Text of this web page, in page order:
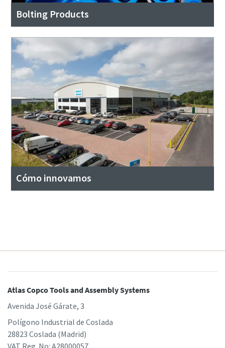
Bolting Products
Cómo innovamos
Atlas Copco Tools and Assembly Systems
Avenida José Gárate, 3
Polígono Industrial de Coslada
28823 Coslada (Madrid)
VAT Reg. No: A28000057